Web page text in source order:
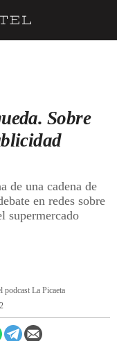
Sobre
de una cadena de
en redes sobre
supermercado
La Picaeta